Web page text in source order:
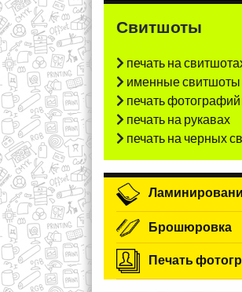
Свитшоты
печать на
именные свитшоты
печать
печать на рукавах
печать на черных
Брошюровка
Печать